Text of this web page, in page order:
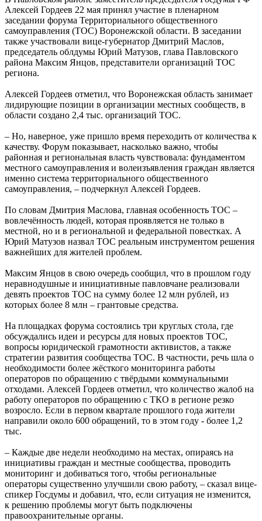
Алексей Гордеев 22 мая принял участие в пленарном
заседании форума Территориального общественного
самоуправления (ТОС) Воронежской области. В заседании
также участвовали вице-губернатор Дмитрий Маслов,
председатель облдумы Юрий Матузов, глава Павловского
района Максим Янцов, представители организаций ТОС
региона.
Алексей Гордеев отметил, что Воронежская область занимает
лидирующие позиции в организации местных сообществ, в
области создано 2,4 тыс. организаций ТОС.
– Но, наверное, уже пришло время переходить от количества к
качеству. Форум показывает, насколько важно, чтобы
районная и региональная власть чувствовала: фундаментом
местного самоуправления и волеизъявления граждан является
именно система территориального общественного
самоуправления, – подчеркнул Алексей Гордеев.
По словам Дмитрия Маслова, главная особенность ТОС –
вовлечённость людей, которая проявляется не только в
местной, но и в региональной и федеральной повестках. А
Юрий Матузов назвал ТОС реальным инструментом решения
важнейших для жителей проблем.
Максим Янцов в свою очередь сообщил, что в прошлом году
неравнодушные и инициативные павловчане реализовали
девять проектов ТОС на сумму более 12 млн рублей, из
которых более 8 млн – грантовые средства.
На площадках форума состоялись три круглых стола, где
обсуждались идеи и ресурсы для новых проектов ТОС,
вопросы юридической грамотности активистов, а также
стратегии развития сообщества ТОС. В частности, речь шла о
необходимости более жёсткого мониторинга работы
операторов по обращению с твёрдыми коммунальными
отходами. Алексей Гордеев отметил, что количество жалоб на
работу операторов по обращению с ТКО в регионе резко
возросло. Если в первом квартале прошлого года жители
направили около 600 обращений, то в этом году - более 1,2
тыс.
– Каждые две недели необходимо на местах, опираясь на
инициативы граждан и местные сообщества, проводить
мониторинг и добиваться того, чтобы региональные
операторы существенно улучшили свою работу, – сказал вице-
спикер Госдумы и добавил, что, если ситуация не изменится,
к решению проблемы могут быть подключены
правоохранительные органы.